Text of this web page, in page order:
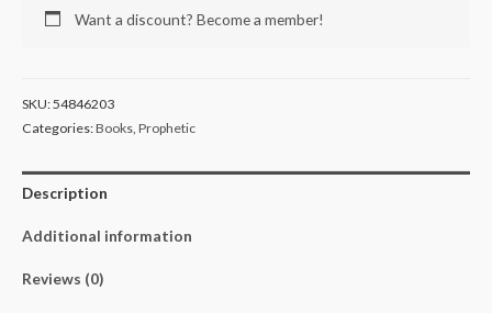
Want a discount? Become a member!
SKU:54846203
Categories:Books Prophetic
Description
Additional information
Reviews (0)